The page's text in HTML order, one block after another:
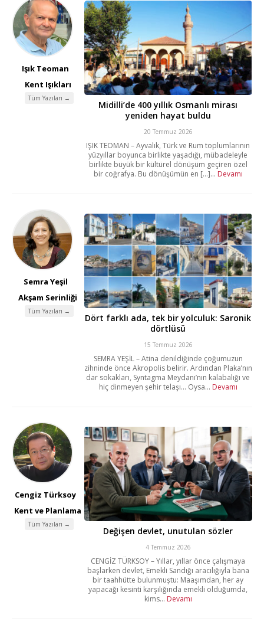
Işık Teoman
Kent Işıkları
Tüm Yazıları →
Midilli’de 400 yıllık Osmanlı mirası
yeniden hayat buldu
20 Temmuz 2026
IŞIK TEOMAN – Ayvalık, Türk ve Rum toplumlarının
yüzyıllar boyunca birlikte yaşadığı, mübadeleyle
birlikte büyük bir kültürel dönüşüm geçiren özel
bir coğrafya. Bu dönüşümün en [...]... Devamı
Semra Yeşil
Akşam Serinliği
Tüm Yazıları →
Dört farklı ada, tek bir yolculuk: Saronik
dörtlüsü
15 Temmuz 2026
SEMRA YEŞİL – Atina denildiğinde çoğumuzun
zihninde önce Akropolis belirir. Ardından Plaka’nın
dar sokakları, Syntagma Meydanı’nın kalabalığı ve
hiç dinmeyen şehir telaşı… Oysa... Devamı
Cengiz Türksoy
Kent ve Planlama
Tüm Yazıları →
Değişen devlet, unutulan sözler
4 Temmuz 2026
CENGİZ TÜRKSOY – Yıllar, yıllar önce çalışmaya
başlarken devlet, Emekli Sandığı aracılığıyla bana
bir taahhütte bulunmuştu: Maaşımdan, her ay
yapacağı kesinti karşılığında emekli olduğumda,
kims... Devamı